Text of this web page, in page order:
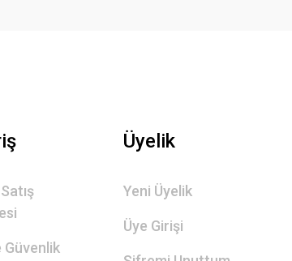
Güvenlik
Üyelik
Yeni Üyelik
Üye Girişi